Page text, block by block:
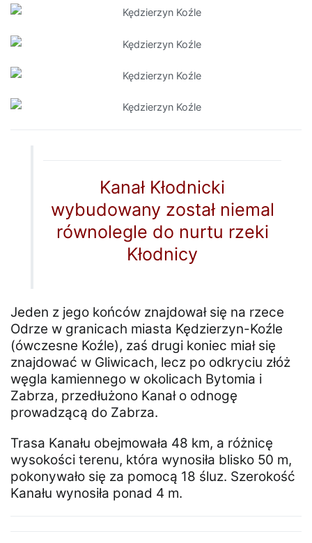
Kanał Kłodnicki
wybudowany został niemal
równolegle do nurtu rzeki
Kłodnicy
Jeden z jego końców znajdował się na rzece
Odrze w granicach miasta Kędzierzyn-Koźle
(ówczesne Koźle), zaś drugi koniec miał się
znajdować w Gliwicach, lecz po odkryciu złóż
węgla kamiennego w okolicach Bytomia i
Zabrza, przedłużono Kanał o odnogę
prowadzącą do Zabrza.
Trasa Kanału obejmowała 48 km, a różnicę
wysokości terenu, która wynosiła blisko 50 m,
pokonywało się za pomocą 18 śluz. Szerokość
Kanału wynosiła ponad 4 m.